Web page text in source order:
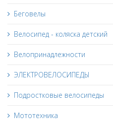
Беговелы
Велосипед - коляска детский
Велопринадлежности
ЭЛЕКТРОВЕЛОСИПЕДЫ
Подростковые велосипеды
Мототехника